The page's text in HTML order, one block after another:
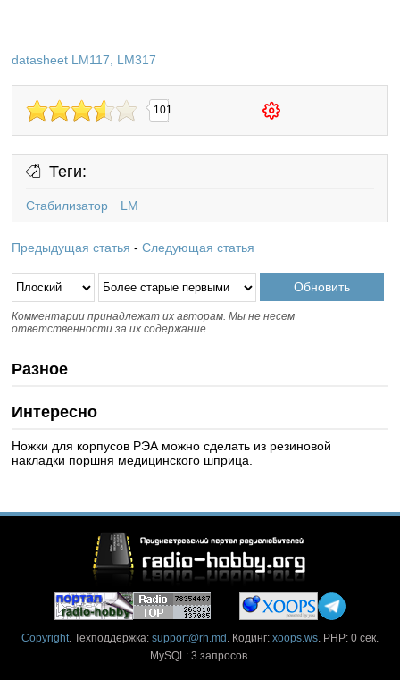
datasheet LM117, LM317
101
Теги:
Стабилизатор LM
Предыдущая статья -Следующая статья
Комментарии принадлежат их авторам. Мы не несем
ответственности за их содержание.
Разное
Интересно
Ножки для корпусов РЭА можно сделать из резиновой
накладки поршня медицинского шприца.
Copyright. Техподдержка: support@rh.md . Кодинг: xoops.ws. PHP: 0 сек.
MySQL: 3 запросов.